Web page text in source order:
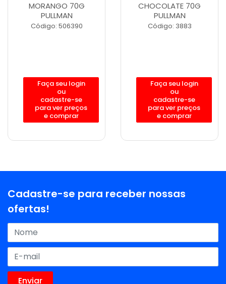
MORANGO 70G
PULLMAN
Código: 506390
Faça seu login
ou
cadastre-se
para ver preços
e comprar
CHOCOLATE 70G
PULLMAN
Código: 3883
Faça seu login
ou
cadastre-se
para ver preços
e comprar
Cadastre-se para receber nossas
ofertas!